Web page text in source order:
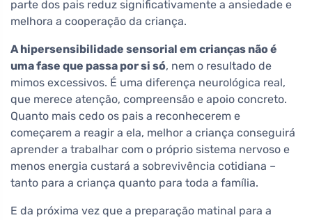
parte dos pais reduz significativamente a ansiedade e
melhora a cooperação da criança.
A hipersensibilidade sensorial em crianças não é
uma fase que passa por si só, nem o resultado de
mimos excessivos. É uma diferença neurológica real,
que merece atenção, compreensão e apoio concreto.
Quanto mais cedo os pais a reconhecerem e
começarem a reagir a ela, melhor a criança conseguirá
aprender a trabalhar com o próprio sistema nervoso e
menos energia custará a sobrevivência cotidiana –
tanto para a criança quanto para toda a família.
E da próxima vez que a preparação matinal para a